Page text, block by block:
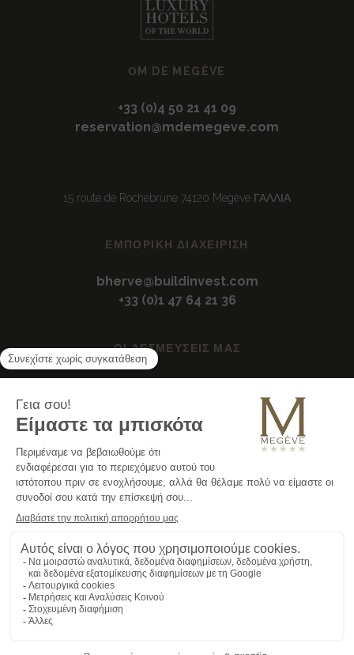
ΟM DE MEGÈVE
+33 (0)4 50 21 41 09
reservation@mdemegeve.com
15 route de Rochebrune 74120 Megève ΓΑΛΛΙΑ
ΕΜΠΟΡΙΚΉ ΔΙΑΧΕΊΡΙΣΗ
bherve@buildinvest.com
+33 (0)1 47 64 21 36
ΟΙ ΔΕΣΜΕΥΣΕΙΣ ΜΑΣ
Όμιλος Buildinvest
ΣΥΧΝΈΣ ΕΡΩΤΉΣΕΙΣ
Πρόσληψη
Όροι χρήσης
Πολιτική απορρήτου
Cookies
Περιοχή Τύπου
Pro Access